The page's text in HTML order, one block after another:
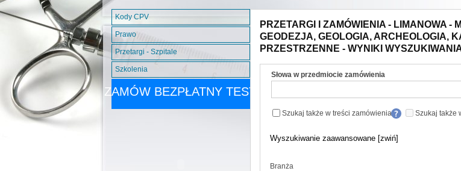
PRZETARGI I ZAMÓWIENIA - LIMANOWA
GEODEZJA, GEOLOGIA, ARCHEOLOGIA,
PRZESTRZENNE - WYNIKI
Słowa w przedmiocie zamówienia
Szukaj także w treści zamówienia Szukaj także
Wyszukiwanie zaawansowane [zwiń]
Branża
Kody CPV
Prawo
Przetargi - Szpitale
Szkolenia
ZAMÓW BEZPŁATNY TEST